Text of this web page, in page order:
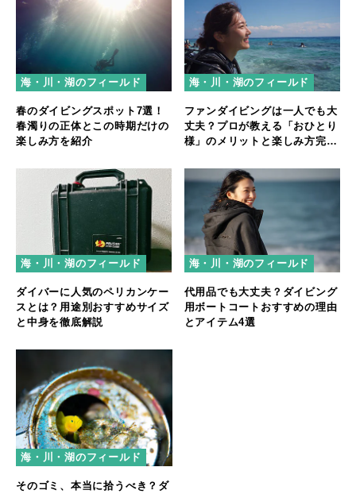
海・川・湖のフィールド
春のダイビングスポット7選！
春濁りの正体とこの時期だけの
楽しみ方を紹介
海・川・湖のフィールド
ファンダイビングは一人でも大
丈夫？プロが教える「おひとり
様」のメリットと楽しみ方完全
海・川・湖のフィールド
ダイバーに人気のペリカンケー
スとは？用途別おすすめサイズ
と中身を徹底解説
海・川・湖のフィールド
代用品でも大丈夫？ダイビング
用ボートコートおすすめの理由
とアイテム4選
海・川・湖のフィールド
そのゴミ、本当に拾うべき？ダ